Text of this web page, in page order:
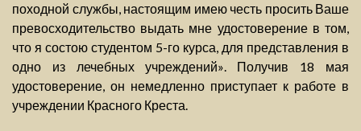
походной службы, настоящим имею честь просить Ваше
превосходительство выдать мне удостоверение в том,
что я состою студентом 5-го курса, для представления в
одно из лечебных учреждений». Получив 18 мая
удостоверение, он немедленно приступает к работе в
учреждении Красного Креста.